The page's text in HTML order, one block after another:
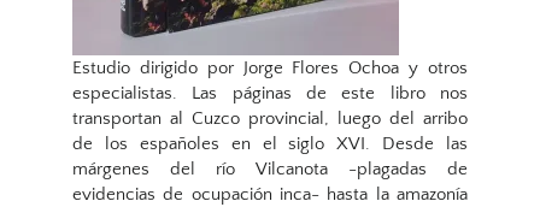
Estudio dirigido por Jorge Flores Ochoa y otros
especialistas. Las páginas de este libro nos
transportan al Cuzco provincial, luego del arribo
de los españoles en el siglo XVI. Desde las
márgenes del río Vilcanota -plagadas de
evidencias de ocupación inca- hasta la amazonía